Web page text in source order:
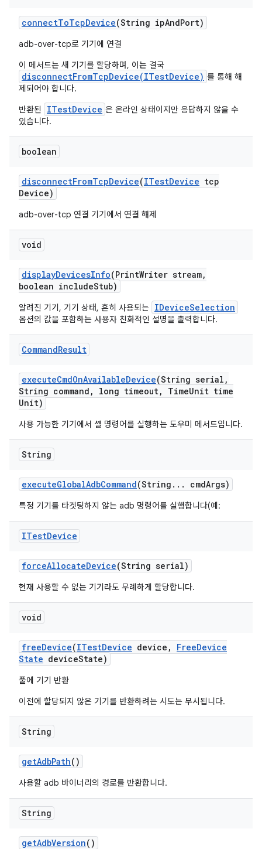
connectToTcpDevice(String ipAndPort)
adb-over-tcp로 기기에 연결
이 메서드는 새 기기를 할당하며, 이는 결국
disconnectFromTcpDevice(ITestDevice) 를 통해 해
제되어야 합니다.
반환된
ITestDevice 은 온라인 상태이지만 응답하지 않을 수
있습니다.
boolean
disconnectFromTcpDevice(ITestDevice tcp
Device)
adb-over-tcp 연결 기기에서 연결 해제
void
displayDevicesInfo(PrintWriter stream,
boolean includeStub)
알려진 기기, 기기 상태, 흔히 사용되는 IDeviceSelection
옵션의 값을 포함하는 사용자 친화적인 설명을 출력합니다.
CommandResult
executeCmdOnAvailableDevice(String serial ,
String command , long timeout, TimeUnit time
Unit)
사용 가능한 기기에서 셸 명령어를 실행하는 도우미 메서드입니다.
String
executeGlobalAdbCommand(String . . . cmdArgs)
특정 기기를 타겟팅하지 않는 adb 명령어를 실행합니다(예:
ITestDevice
forceAllocateDevice(String serial)
현재 사용할 수 없는 기기라도 무례하게 할당합니다.
void
freeDevice(ITestDevice device , FreeDevice
State deviceState)
풀에 기기 반환
이전에 할당되지 않은 기기를 반환하려는 시도는 무시됩니다.
String
getAdbPath()
사용할 adb 바이너리의 경로를 반환합니다.
String
getAdbVersion()